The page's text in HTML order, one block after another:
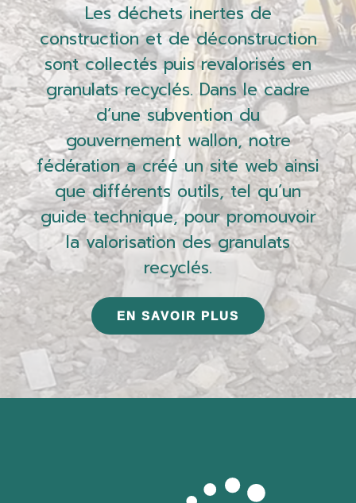
Les déchets inertes de
construction et de déconstruction
sont collectés puis revalorisés en
granulats recyclés. Dans le cadre
d’une subvention du
gouvernement wallon, notre
fédération a créé un site web ainsi
que différents outils, tel qu’un
guide technique, pour promouvoir
la valorisation des granulats
recyclés.
EN SAVOIR PLUS